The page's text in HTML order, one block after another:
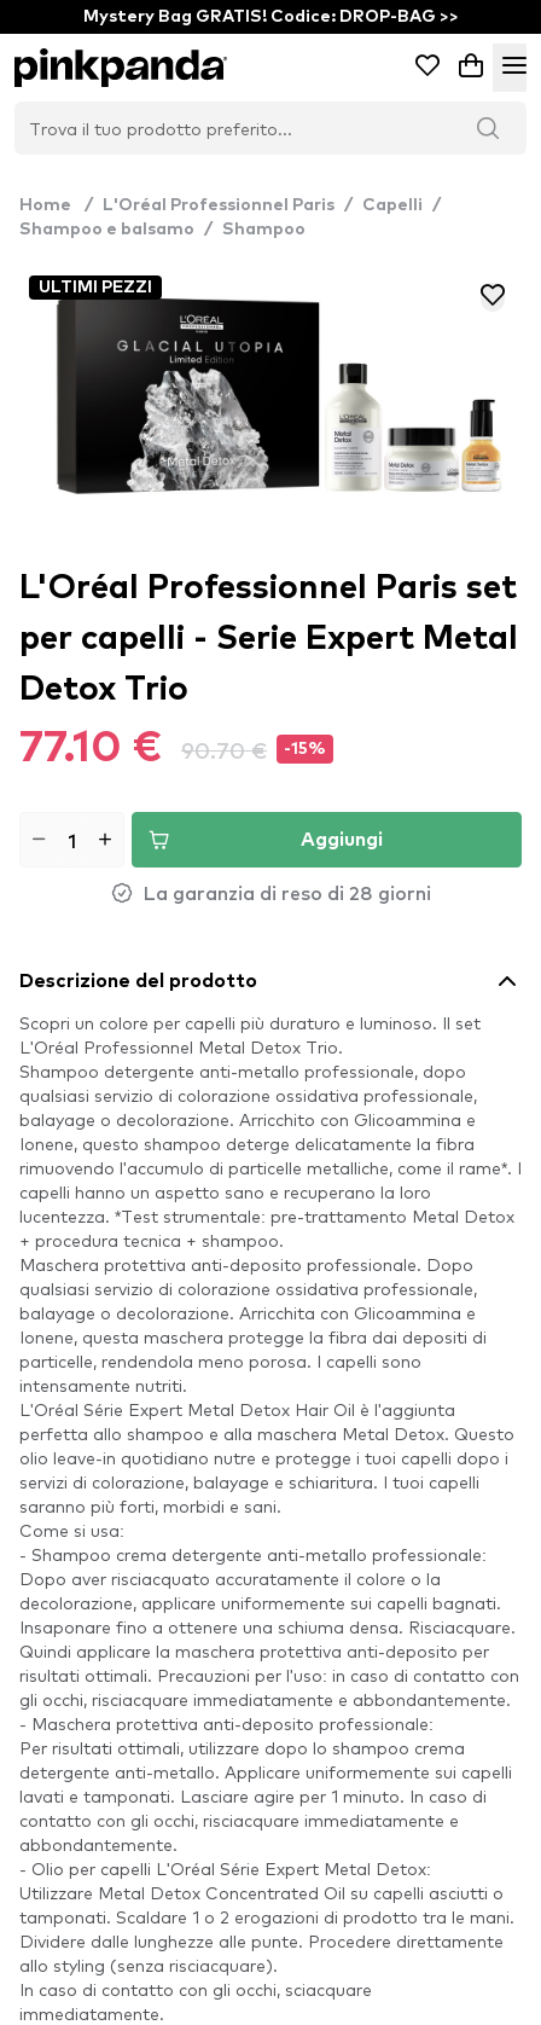
Mystery Bag GRATIS! Codice: DROP-BAG >>
Home / L'Oréal Professionnel Paris / Capelli
/
Shampoo e balsamo
/ Shampoo
ULTIMI PEZZI
L'Oréal Professionnel Paris set
per capelli - Serie Expert Metal
Detox Trio
77.10 € 90.70 € -15%
Aggiungi
La garanzia di reso di 28 giorni
Descrizione del prodotto
Scopri un colore per capelli più duraturo e luminoso. Il set
L'Oréal Professionnel Metal Detox Trio.
Shampoo detergente anti-metallo professionale, dopo
qualsiasi servizio di colorazione ossidativa professionale,
balayage o decolorazione. Arricchito con Glicoammina e
Ionene, questo shampoo deterge delicatamente la fibra
rimuovendo l'accumulo di particelle metalliche, come il rame*. I
capelli hanno un aspetto sano e recuperano la loro
lucentezza. *Test strumentale: pre-trattamento Metal Detox
+ procedura tecnica + shampoo.
Maschera protettiva anti-deposito professionale. Dopo
qualsiasi servizio di colorazione ossidativa professionale,
balayage o decolorazione. Arricchita con Glicoammina e
Ionene, questa maschera protegge la fibra dai depositi di
particelle, rendendola meno porosa. I capelli sono
intensamente nutriti.
L'Oréal Série Expert Metal Detox Hair Oil è l'aggiunta
perfetta allo shampoo e alla maschera Metal Detox. Questo
olio leave-in quotidiano nutre e protegge i tuoi capelli dopo i
servizi di colorazione, balayage e schiaritura. I tuoi capelli
saranno più forti, morbidi e sani.
Come si usa:
- Shampoo crema detergente anti-metallo professionale:
Dopo aver risciacquato accuratamente il colore o la
decolorazione, applicare uniformemente sui capelli bagnati.
Insaponare fino a ottenere una schiuma densa. Risciacquare.
Quindi applicare la maschera protettiva anti-deposito per
risultati ottimali. Precauzioni per l'uso: in caso di contatto con
gli occhi, risciacquare immediatamente e abbondantemente.
- Maschera protettiva anti-deposito professionale:
Per risultati ottimali, utilizzare dopo lo shampoo crema
detergente anti-metallo. Applicare uniformemente sui capelli
lavati e tamponati. Lasciare agire per 1 minuto. In caso di
contatto con gli occhi, risciacquare immediatamente e
abbondantemente.
- Olio per capelli L'Oréal Série Expert Metal Detox:
Utilizzare Metal Detox Concentrated Oil su capelli asciutti o
tamponati. Scaldare 1 o 2 erogazioni di prodotto tra le mani.
Dividere dalle lunghezze alle punte. Procedere direttamente
allo styling (senza risciacquare).
In caso di contatto con gli occhi, sciacquare
immediatamente.